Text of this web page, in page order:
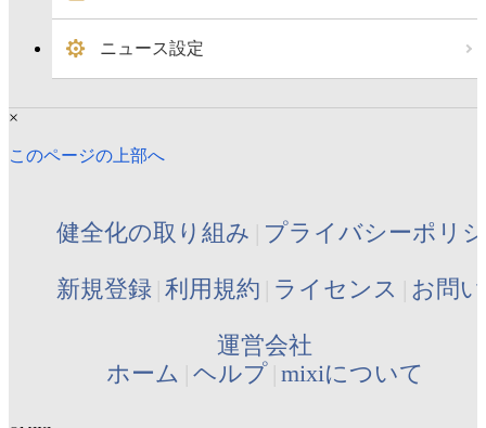
ニュース設定
×
このページの上部へ
健全化の取り組み プライバシーポリ
新規登録 利用規約 ライセンス お問
運営会社
ホーム ヘルプ mixiについて